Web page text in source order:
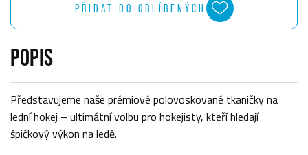
PŘIDAT DO OBLÍBENÝCH
POPIS
Představujeme naše prémiové polovoskované tkaničky na
lední hokej – ultimátní volbu pro hokejisty, kteří hledají
špičkový výkon na ledě.